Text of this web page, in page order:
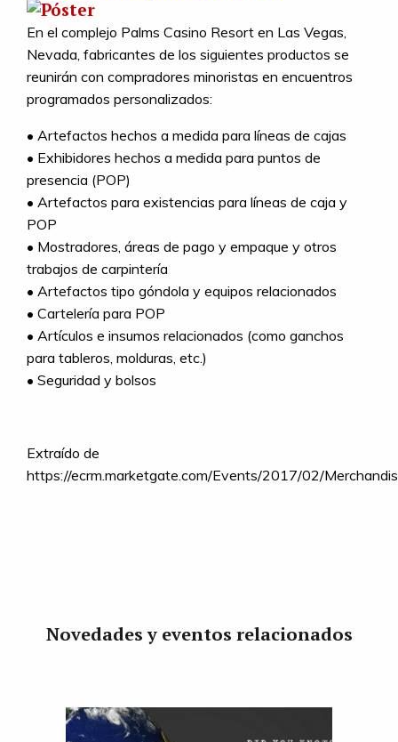
En el complejo Palms Casino Resort en Las Vegas,
Nevada, fabricantes de los siguientes productos se
reunirán con compradores minoristas en encuentros
programados personalizados:
• Artefactos hechos a medida para líneas de cajas
• Exhibidores hechos a medida para puntos de
presencia (POP)
• Artefactos para existencias para líneas de caja y
POP
• Mostradores, áreas de pago y empaque y otros
trabajos de carpintería
• Artefactos tipo góndola y equipos relacionados
• Cartelería para POP
• Artículos e insumos relacionados (como ganchos
para tableros, molduras, etc.)
• Seguridad y bolsos
Extraído de
https://ecrm.marketgate.com/Events/2017/02/
Novedades y eventos relacionados